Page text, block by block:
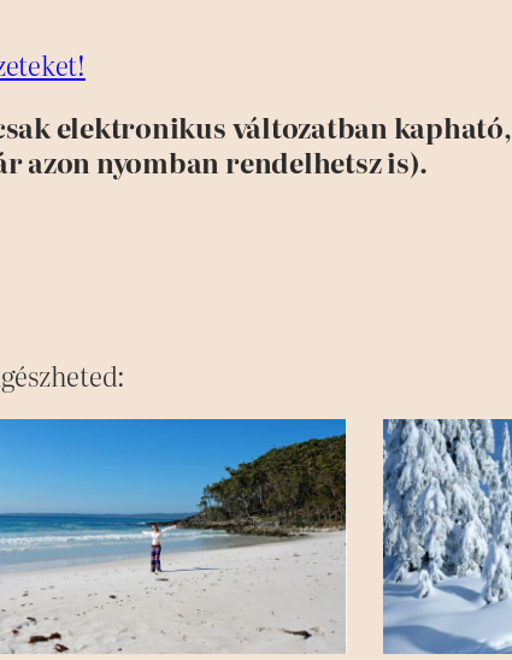
elektronikus változatban kapható,
azon nyomban rendelhetsz is).